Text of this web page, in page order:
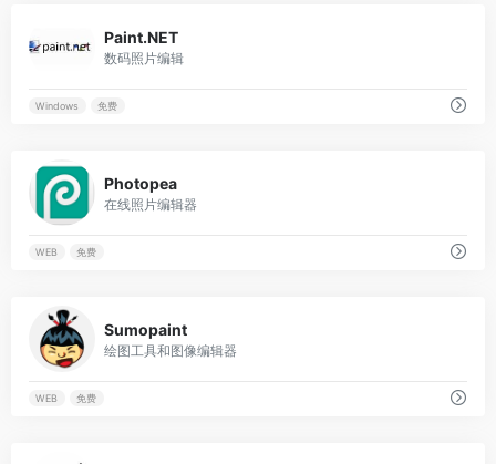
Paint.NET
数码照片编辑
Windows 免费
Photopea
在线照片编辑器
WEB 免费
Sumopaint
绘图工具和图像编辑器
WEB 免费